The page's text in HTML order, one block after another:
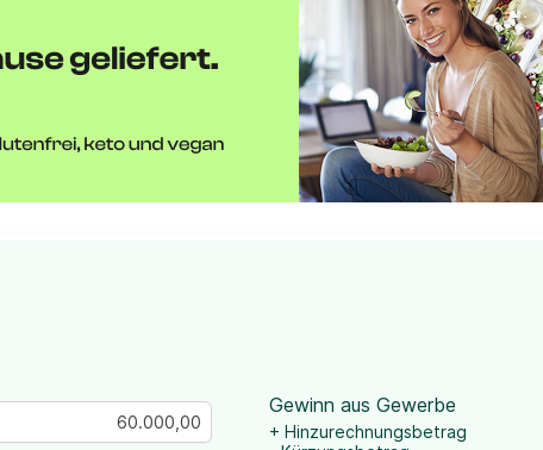
Gewinn aus Gewerbe
+ Hinzurechnungsbetrag